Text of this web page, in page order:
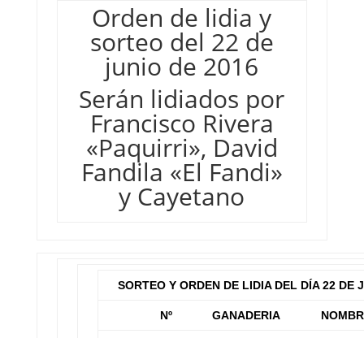
Orden de lidia y
sorteo del 22 de
junio de 2016
Serán lidiados por
Francisco Rivera
«Paquirri», David
Fandila «El Fandi»
y Cayetano
SORTEO Y ORDEN DE LIDIA DEL DÍA 22 DE
Nº GANADERIA